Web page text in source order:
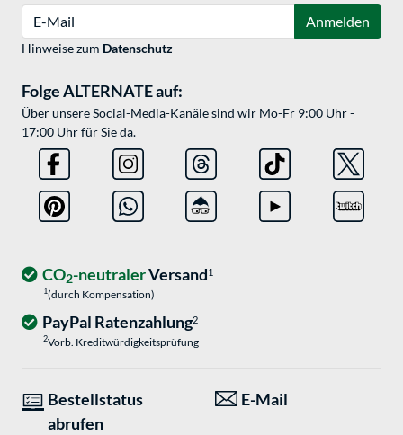
Anmelden
Hinweise zum Datenschutz
Folge ALTERNATE auf:
Über unsere Social-Media-Kanäle sind wir Mo-Fr 9:00 Uhr -
17:00 Uhr für Sie da.
CO2-neutralerVersand1
1(durch Kompensation)
PayPal Ratenzahlung2
2Vorb. Kreditwürdigkeitsprüfung
Bestellstatus
abrufen
E-Mail